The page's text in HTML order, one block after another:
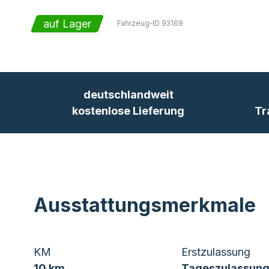
auf Lager Fahrzeug-ID 93169
deutschlandweit
kostenlose Lieferung
Ausstattungsmerkmale
KM
Erstzulassung